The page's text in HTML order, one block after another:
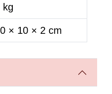
kg
× 10 × 2 cm